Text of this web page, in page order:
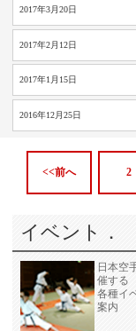
2017年3月20日
2017年2月12日
2017年1月15日
2016年12月25日
<<前へ 2
イベント．
日本空
催する
各種イ
案内